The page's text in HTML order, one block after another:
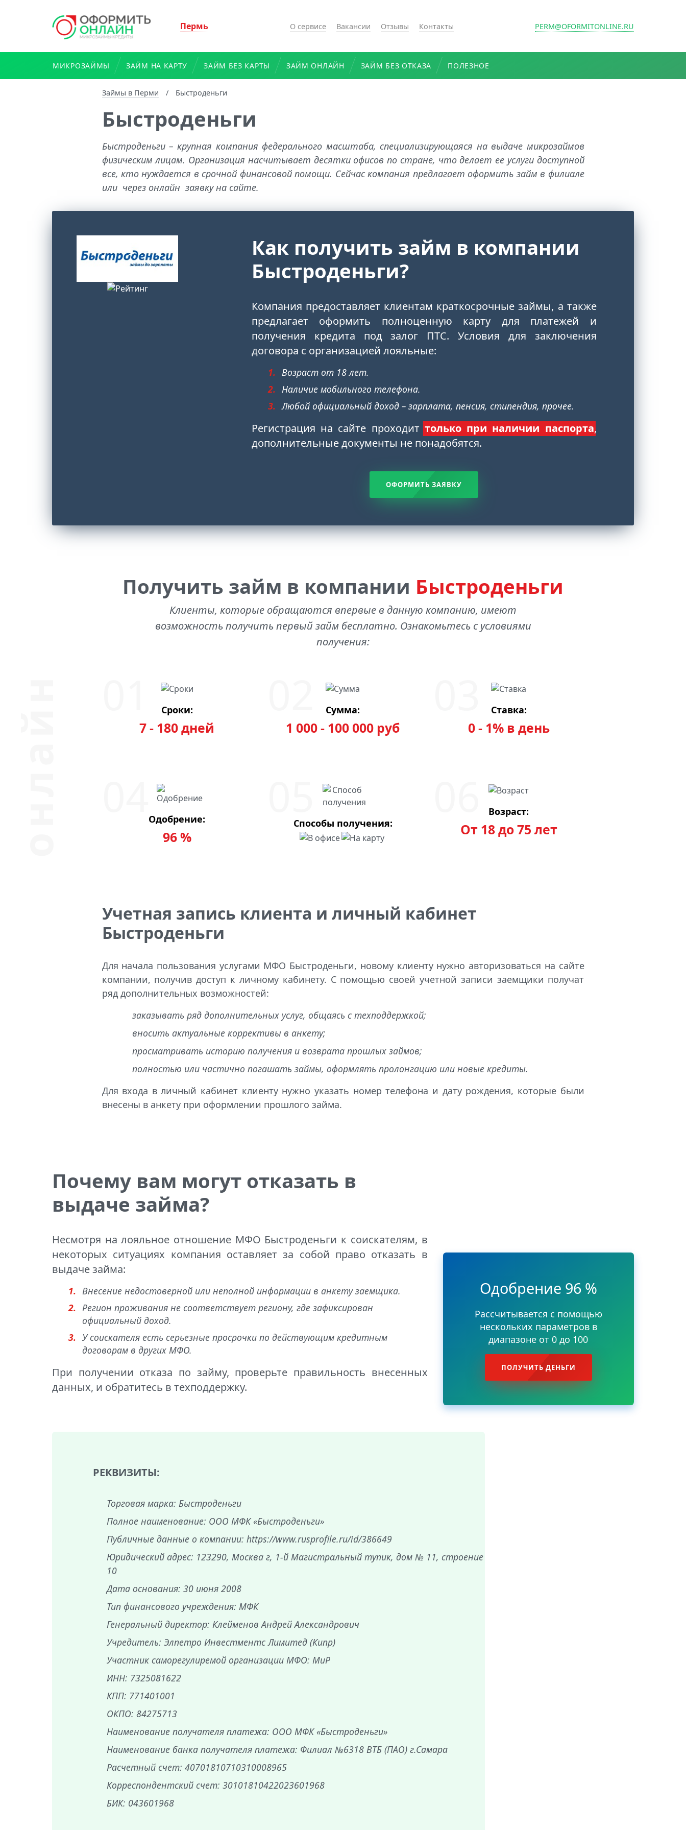
Пермь О сервисе Вакансии Отзывы Контакты PERM@OFORMITONLINE.RU
МИКРОЗАЙМЫ ЗАЙМ НА КАРТУ ЗАЙМ БЕЗ КАРТЫ ЗАЙМ ОНЛАЙН ЗАЙМ БЕЗ ОТКАЗА ПОЛЕЗНОЕ
Займы в Перми / Быстроденьги
Быстроденьги
Быстроденьги – крупная компания федерального масштаба, специализирующаяся на выдаче микрозаймов
физическим лицам. Организация насчитывает десятки офисов по стране, что делает ее услуги доступной
все, кто нуждается в срочной финансовой помощи. Сейчас компания предлагает оформить займ в филиале
или через онлайн заявку на сайте.
Как получить займ в компании
Быстроденьги?
Компания предоставляет клиентам краткосрочные займы, а также
предлагает оформить полноценную карту для платежей и
получения кредита под залог ПТС. Условия для заключения
договора с организацией лояльные:
Возраст от 18 лет.
Наличие мобильного телефона.
Любой официальный доход – зарплата, пенсия, стипендия, прочее.
Регистрация на сайте проходит только при наличии паспорта,
дополнительные документы не понадобятся.
ОФОРМИТЬ ЗАЯВКУ
Получить займ в компании Быстроденьги
Клиенты, которые обращаются впервые в данную компанию, имеют
возможность получить первый займ бесплатно. Ознакомьтесь с условиями
получения:
Сроки:
7 - 180 дней
Сумма:
1 000 - 100 000 руб
Ставка:
0 - 1% в день
Одобрение:
96 %
Способы получения:
Возраст:
От 18 до 75 лет
Учетная запись клиента и личный кабинет
Быстроденьги
Для начала пользования услугами МФО Быстроденьги, новому клиенту нужно авторизоваться на сайте
компании, получив доступ к личному кабинету. С помощью своей учетной записи заемщики получат
ряд дополнительных возможностей:
заказывать ряд дополнительных услуг, общаясь с техподдержкой;
вносить актуальные коррективы в анкету;
просматривать историю получения и возврата прошлых займов;
полностью или частично погашать займы, оформлять пролонгацию или новые кредиты.
Для входа в личный кабинет клиенту нужно указать номер телефона и дату рождения, которые были
внесены в анкету при оформлении прошлого займа.
Почему вам могут отказать в
выдаче займа?
Несмотря на лояльное отношение МФО Быстроденьги к соискателям, в
некоторых ситуациях компания оставляет за собой право отказать в
выдаче займа:
Внесение недостоверной или неполной информации в анкету заемщика.
Регион проживания не соответствует региону, где зафиксирован
официальный доход.
У соискателя есть серьезные просрочки по действующим кредитным
договорам в других МФО.
При получении отказа по займу, проверьте правильность внесенных
данных, и обратитесь в техподдержку.
РЕКВИЗИТЫ:
Торговая марка: Быстроденьги
Полное наименование: ООО МФК «Быстроденьги»
Публичные данные о компании: https://www.rusprofile.ru/id/386649
Юридический адрес: 123290, Москва г, 1-й Магистральный тупик, дом № 11, строение
10
Дата основания: 30 июня 2008
Тип финансового учреждения: МФК
Генеральный директор: Клейменов Андрей Александрович
Учредитель: Элпетро Инвестментс Лимитед (Кипр)
Участник саморегулиремой организации МФО: МиР
ИНН: 7325081622
КПП: 771401001
ОКПО: 84275713
Наименование получателя платежа: ООО МФК «Быстроденьги»
Наименование банка получателя платежа: Филиал №6318 ВТБ (ПАО) г.Самара
Расчетный счет: 40701810710310008965
Корреспондентский счет: 30101810422023601968
БИК: 043601968
Одобрение 96 %
Рассчитывается с помощью
нескольких параметров в
диапазоне от 0 до 100
ПОЛУЧИТЬ ДЕНЬГИ